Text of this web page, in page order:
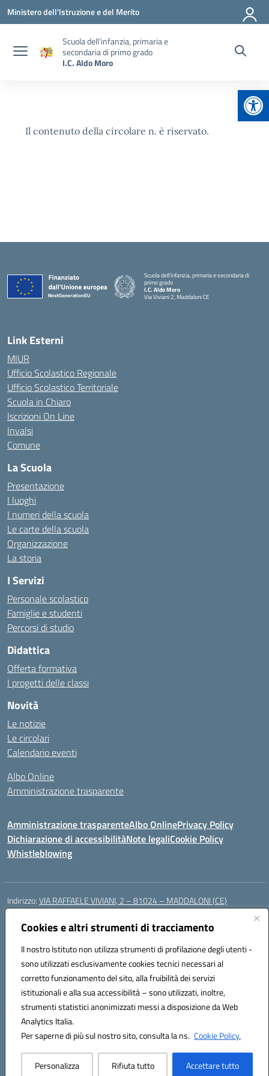
Cookies e altri strumenti di tracciamento
Il nostro Istituto non utilizza strumenti di profilazione degli utenti -
sono utilizzati esclusivamente cookies tecnici necessari al
corretto funzionamento del sito, alla fruibilità dei servizi
istituzionali e alla sua accessibilità – sono utilizzati, inoltre,
strumenti statistici anonimizzati messi a disposizione da Web
Analytics Italia.
Per saperne di più sul nostro sito, consulta la ns. Cookie Policy.
Personalizza Rifiuta tutto Accettare tutto
Vai ai contenuti
Vai al menu di navigazione
Vai al footer
Ministero dell'Istruzione e del Merito
Scuola dell’infanzia, primaria e
secondaria di primo grado
I.C. Aldo Moro
Il contenuto della circolare n. è riservato.
Scuola dell’infanzia, primaria e secondaria di
primo grado
I.C. Aldo Moro
Via Viviani 2, Maddaloni CE
Link Esterni
MIUR
Ufficio Scolastico Regionale
Ufficio Scolastico Territoriale
Scuola in Chiaro
Iscrizioni On Line
Invalsi
Comune
La Scuola
Presentazione
I luoghi
I numeri della scuola
Le carte della scuola
Organizzazione
La storia
I Servizi
Personale scolastico
Famiglie e studenti
Percorsi di studio
Didattica
Offerta formativa
I progetti delle classi
Novità
Le notizie
Le circolari
Calendario eventi
Albo Online
Amministrazione trasparente
Amministrazione trasparenteAlbo OnlinePrivacy Policy
Dichiarazione di accessibilitàNote legaliCookie Policy
Whistleblowing
Indirizzo:VIA RAFFAELE VIVIANI, 2 – 81024 – MADDALONI (CE)
Centralino:
Posta elettronica certificata (PEC):ceic8av00r@pec.istruzione.it
Codice fiscale: 93086020612
Codice meccanografico:CEIC8AV00R
Codice Indice delle Pubbliche Amministrazioni (IPA): icamm
Codice unico di fatturazione (CUF): UF8WE6
Hosting & Powered by 3D Solution S.r.l.
Concept & Design by Designers Italia